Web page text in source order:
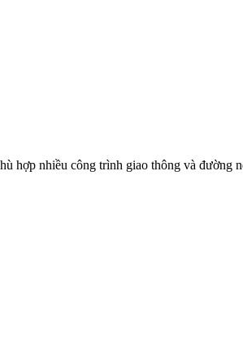
hợp nhiều công trình giao thông và đường